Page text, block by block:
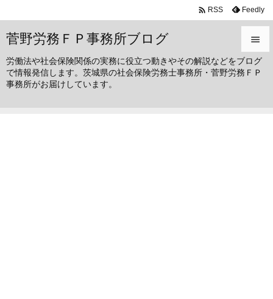
菅野労務ＦＰ事務所ブログ
労働法や社会保険関係の実務に役立つ動きやその解説などをブログ
で情報発信します。茨城県の社会保険労務士事務所・菅野労務ＦＰ
事務所がお届けしています。


メニュ
 RSS Feedly